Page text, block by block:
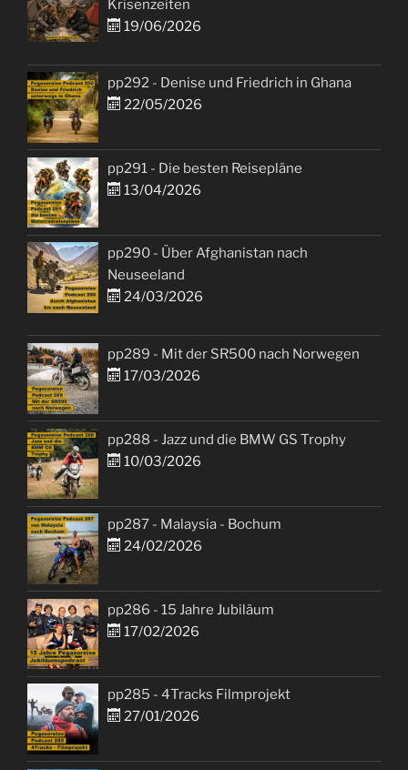
Krisenzeiten
19/06/2026
pp292 - Denise und Friedrich in Ghana
22/05/2026
pp291 - Die besten Reisepläne
13/04/2026
pp290 - Über Afghanistan nach
Neuseeland
24/03/2026
pp289 - Mit der SR500 nach Norwegen
17/03/2026
pp288 - Jazz und die BMW GS Trophy
10/03/2026
pp287 - Malaysia - Bochum
24/02/2026
pp286 - 15 Jahre Jubiläum
17/02/2026
pp285 - 4Tracks Filmprojekt
27/01/2026